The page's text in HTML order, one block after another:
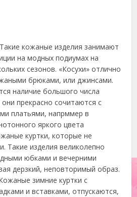
кожаные изделия занимают
на модных подиумах на
сезонов. «Косухи» отлично
брюками, или джинсами.
наличие большого числа
прекрасно сочитаются с
платьями, напрммер в
яркого цвета
куртки, которые не
Такие изделия великолепно
юбками и вечерними
дерзкий, неповторимый образ.
зимние куртки с
и вставками, отпускаются,